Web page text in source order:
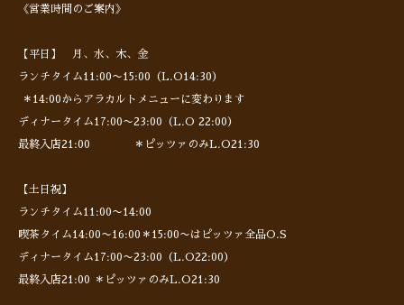
《営業時間のご案内》
【平日】 月、水、木、金
ランチタイム11:00〜15:00（L.O14:30）
＊14:00からアラカルトメニューに変わります
ディナータイム17:00〜23:00（L.O 22:00）
最終入店21:00 ＊ピッツァのみL.O21:30
【土日祝】
ランチタイム11:00〜14:00
喫茶タイム14:00〜16:00＊15:00〜はピッツァ全品O.S
ディナータイム17:00〜23:00（L.O22:00）
最終入店21:00 ＊ピッツァのみL.O21:30